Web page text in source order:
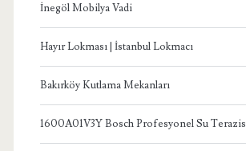
İnegöl Mobilya Vadi
Hayır Lokması | İstanbul Lokmacı
Bakırköy Kutlama Mekanları
1600A01V3Y Bosch Profesyonel Su